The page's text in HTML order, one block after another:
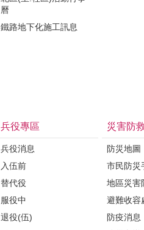
曆
鐵路地下化施工訊息
兵役專區
兵役消息
入伍前
替代役
服役中
退役(伍)
災害防
防災地圖
市民防災
地區災害
避難收容
防疫消息